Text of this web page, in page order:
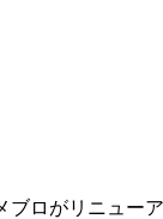
ブロがリニュー